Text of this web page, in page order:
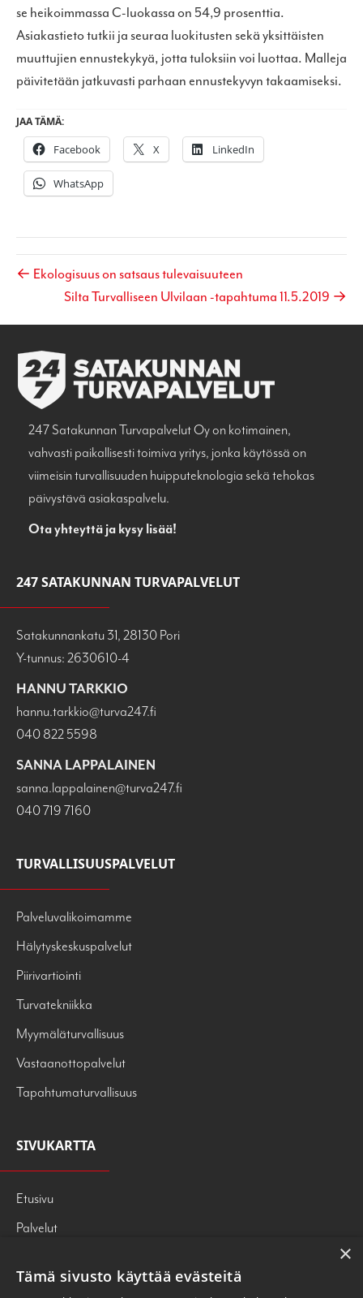
se heikoimmassa C-luokassa on 54,9 prosenttia.
Asiakastieto tutkii ja seuraa luokitusten sekä yksittäisten
muuttujien ennustekykyä, jotta tuloksiin voi luottaa. Malleja
päivitetään jatkuvasti parhaan ennustekyvyn takaamiseksi.
JAA TÄMÄ:
Facebook X LinkedIn
WhatsApp
← Ekologisuus on satsaus tulevaisuuteen
Silta Turvalliseen Ulvilaan -tapahtuma 11.5.2019 →
247 Satakunnan Turvapalvelut Oy on kotimainen,
vahvasti paikallisesti toimiva yritys, jonka käytössä on
viimeisin turvallisuuden huipputeknologia sekä tehokas
päivystävä asiakaspalvelu.
Ota yhteyttä ja kysy lisää!
247 SATAKUNNAN TURVAPALVELUT
Satakunnankatu 31, 28130 Pori
Y-tunnus: 2630610-4
HANNU TARKKIO
hannu.tarkkio@turva247.fi
040 822 5598
SANNA LAPPALAINEN
sanna.lappalainen@turva247.fi
040 719 7160
TURVALLISUUSPALVELUT
Palveluvalikoimamme
Hälytyskeskuspalvelut
Piirivartiointi
Turvatekniikka
Myymäläturvallisuus
Vastaanottopalvelut
Tapahtumaturvallisuus
SIVUKARTTA
Etusivu
Palvelut
247PRESS
×
Tämä sivusto käyttää evästeitä